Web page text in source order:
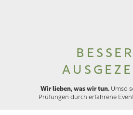
Wir lieben, was wir tun.Umso
Prüfungen durch erfahrene